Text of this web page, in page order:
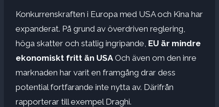
Konkurrenskraften i Europa med USA och Kina har
expanderat. På grund av överdriven reglering,
höga skatter och statlig ingripande, EU är mindre
ekonomiskt fritt än USA Och även om den inre
marknaden har varit en framgång drar dess
potential fortfarande inte nytta av. Därifrån
rapporterar till exempel Draghi.